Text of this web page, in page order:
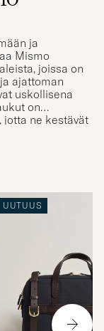
ja
Mismo
joissa on
ajattoman
uskollisena
on
ne kestävät
UUTUUS